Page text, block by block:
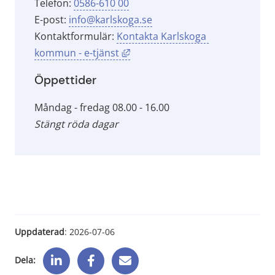
Telefon: 0586-610 00
E-post: info@karlskoga.se
Kontaktformulär: Kontakta Karlskoga
kommun - e-tjänst
Länk till annan webbplats,
Öppettider
Måndag - fredag 08.00 - 16.00
Stängt röda dagar
Uppdaterad: 2026-07-06
Dela: